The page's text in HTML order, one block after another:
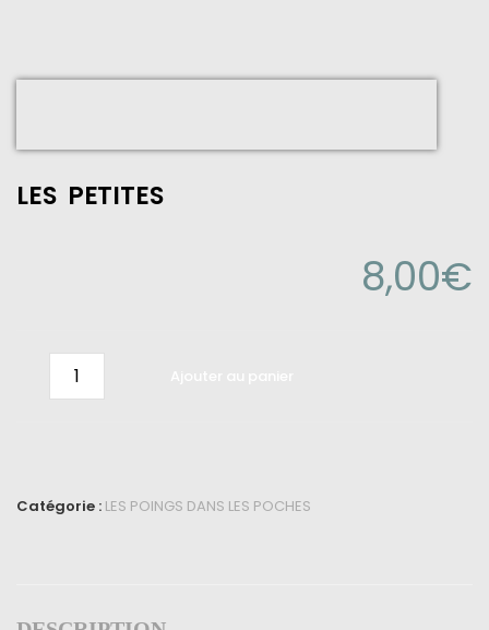
LES PETITES
8,00€
Catégorie : LES POINGS DANS LES POCHES